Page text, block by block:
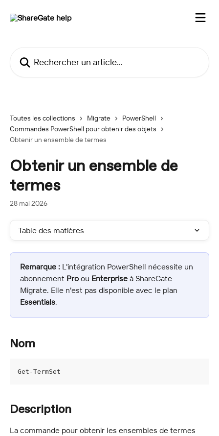
Toutes les collections Migrate
PowerShell
Commandes PowerShell pour obtenir des objets
Obtenir un ensemble de termes
Obtenir un ensemble de
termes
28 mai 2026
Table des matières
Remarque : L'intégration PowerShell nécessite un
abonnement Pro ou Enterprise à ShareGate
Migrate. Elle n'est pas disponible avec le plan
Essentials.
Nom
Get-TermSet
Description
La commande pour obtenir les ensembles de termes